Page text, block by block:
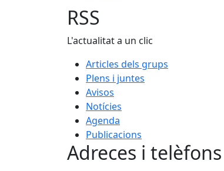
RSS
L'actualitat a un clic
Articles dels grups
Plens i juntes
Avisos
Notícies
Agenda
Publicacions
Adreces i telèfons